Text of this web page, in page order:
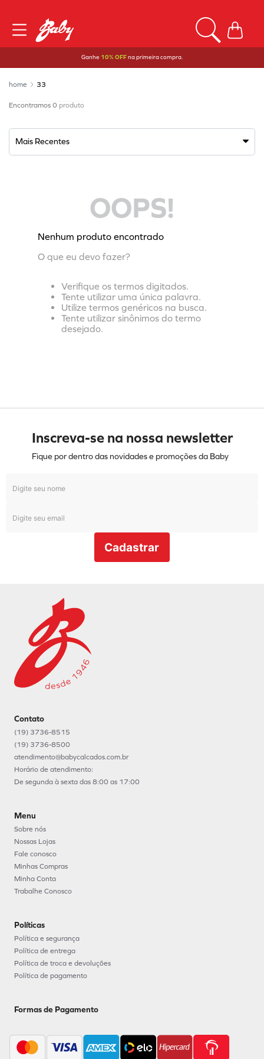
Ganhe 10% OFFna primeira compra.
33
0 produto
Mais Recentes
OOPS!
Nenhum produto encontrado
O que eu devo fazer?
Verifique os termos digitados.
Tente utilizar uma única palavra.
Utilize termos genéricos na busca.
Tente utilizar sinônimos do termo
desejado.
Inscreva-se na nossa newsletter
Fique por dentro das novidades e promoções da Baby
Cadastrar
Contato
(19) 3736-8515
(19) 3736-8500
atendimento@babycalcados.com.br
Horário de atendimento:
De segunda à sexta das 8:00 as 17:00
Menu
Sobre nós
Nossas Lojas
Fale conosco
Minhas Compras
Minha Conta
Trabalhe Conosco
Políticas
Política e segurança
Política de entrega
Política de troca e devoluções
Política de pagamento
Formas de Pagamento